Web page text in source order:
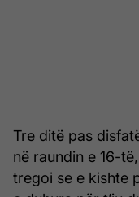
Tre ditë pas
në raundin e 16-
tregoi se e kishte